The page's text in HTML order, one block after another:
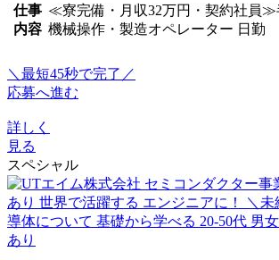
仕事
内容
≪寮完備・月収32万円・契約社員≫
機械操作・製造オペレーター 日勤
＼最短45秒で完了／
応募へ進む
詳しく
見る
スペシャル